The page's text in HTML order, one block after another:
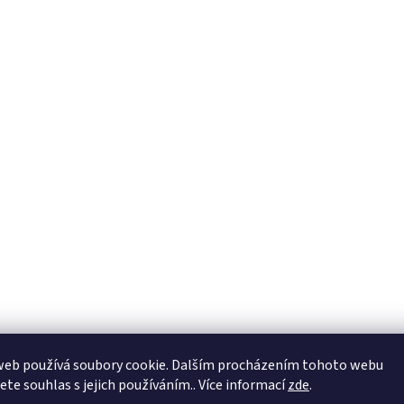
používá soubory cookie. Dalším procházením tohoto webu
souhlas s jejich používáním.. Více informacízde.